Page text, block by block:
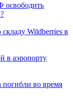
Wildberries в
в аэропорту
во время